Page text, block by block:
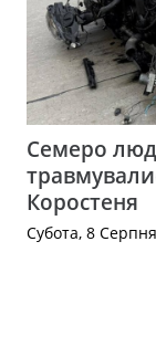
Семеро
Коростеня
Субота, 8